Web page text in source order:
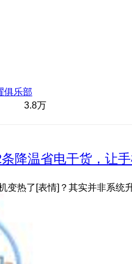
俱乐部
3.8万
降温省电干货，让